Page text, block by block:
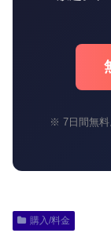
※ 7日間無料
購入/料金